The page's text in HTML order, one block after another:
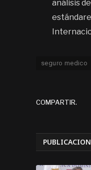
análisis
seguro medico
COMPARTIR.